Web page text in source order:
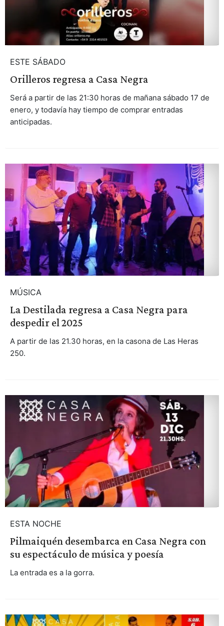
ESTE SÁBADO
Orilleros regresa a Casa Negra
Será a partir de las 21:30 horas de mañana sábado 17 de
enero, y todavía hay tiempo de comprar entradas
anticipadas.
MÚSICA
La Destilada regresa a Casa Negra para
despedir el 2025
A partir de las 21.30 horas, en la casona de Las Heras
250.
ESTA NOCHE
Pilmaiquén desembarca en Casa Negra con
su espectáculo de música y poesía
La entrada es a la gorra.